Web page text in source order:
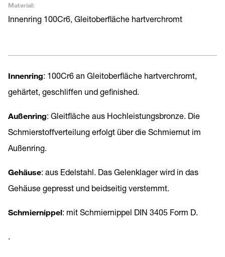
Material:
Innenring 100Cr6, Gleitoberfläche hartverchromt
Innenring: 100Cr6 an Gleitoberfläche hartverchromt,
gehärtet, geschliffen und gefinished.
Außenring: Gleitfläche aus Hochleistungsbronze. Die
Schmierstoffverteilung erfolgt über die Schmiernut im
Außenring.
Gehäuse: aus Edelstahl. Das Gelenklager wird in das
Gehäuse gepresst und beidseitig verstemmt.
Schmiernippel: mit Schmiernippel DIN 3405 Form D.
.